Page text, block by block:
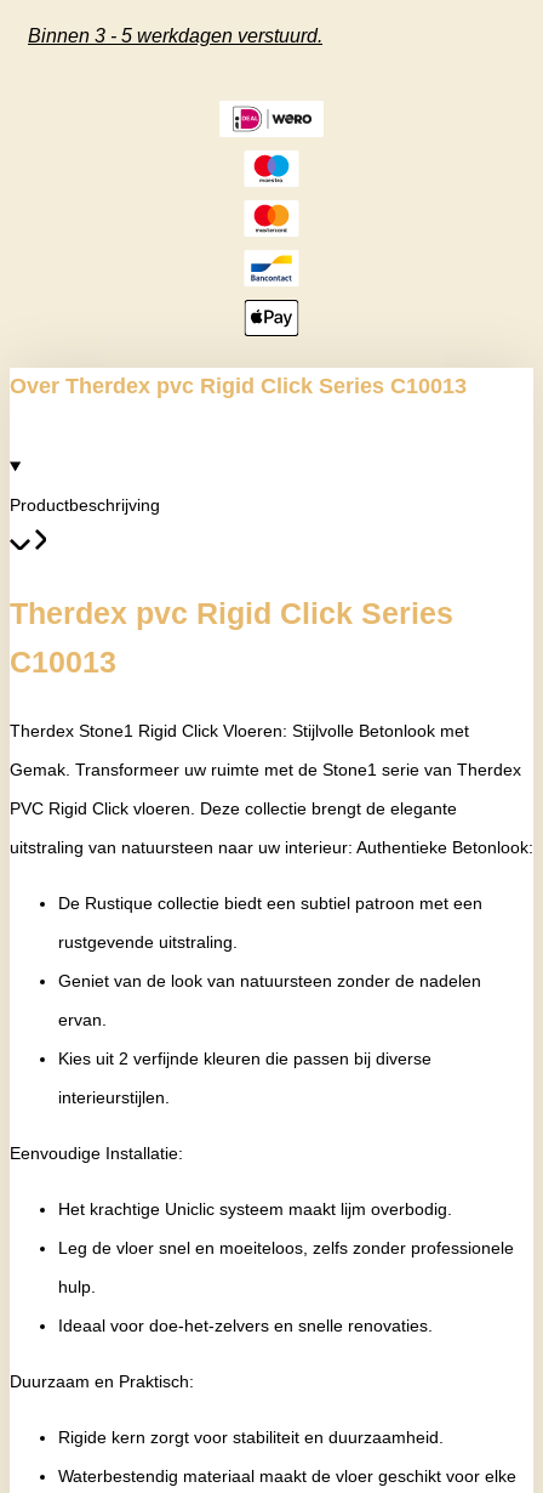
aantal
Binnen 3 - 5 werkdagen verstuurd.
Over Therdex pvc Rigid Click Series C10013
Productbeschrijving
Therdex pvc Rigid Click Series
C10013
Therdex Stone1 Rigid Click Vloeren: Stijlvolle Betonlook met
Gemak. Transformeer uw ruimte met de Stone1 serie van Therdex
PVC Rigid Click vloeren. Deze collectie brengt de elegante
uitstraling van natuursteen naar uw interieur: Authentieke Betonlook:
De Rustique collectie biedt een subtiel patroon met een
rustgevende uitstraling.
Geniet van de look van natuursteen zonder de nadelen
ervan.
Kies uit 2 verfijnde kleuren die passen bij diverse
interieurstijlen.
Eenvoudige Installatie:
Het krachtige Uniclic systeem maakt lijm overbodig.
Leg de vloer snel en moeiteloos, zelfs zonder professionele
hulp.
Ideaal voor doe-het-zelvers en snelle renovaties.
Duurzaam en Praktisch:
Rigide kern zorgt voor stabiliteit en duurzaamheid.
Waterbestendig materiaal maakt de vloer geschikt voor elke